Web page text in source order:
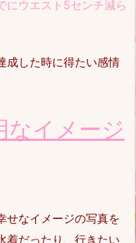
にウエスト5センチ減ら
成した時に得たい感情
なイメージ
せなイメージの写真を
着だったり、行きたい